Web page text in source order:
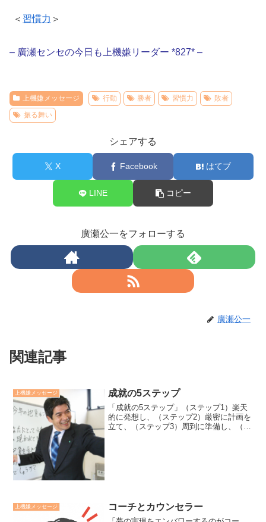
＜ 習慣力 ＞
– 廣瀬センセの今日も上機嫌リーダー *827* –
上機嫌メッセージ 行動 勝者 習慣力
敗者
振る舞い
シェアする
X Facebook はてブ
LINE コピー
廣瀬公一をフォローする
廣瀬公一
関連記事
上機嫌メッセージ 成就の5ステップ
「成就の5ステップ」（ステップ1）楽天
的に発想し、（ステップ2）厳密に計画を
立て、（ステップ3）周到に準備し、（ス
上機嫌メッセージ コーチとカウンセラー